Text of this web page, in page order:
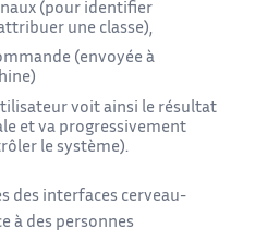
(pour identifier
une classe),
(envoyée à
voit ainsi le résultat
et va progressivement
le système).
des interfaces cerveau-
à des personnes